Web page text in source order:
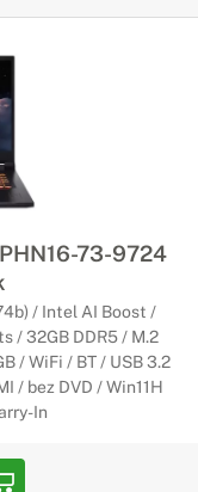
73-9724
/ Intel AI Boost /
/ 32GB DDR5 / M.2
/ WiFi / BT / USB 3.2
/ bez DVD / Win11H
In